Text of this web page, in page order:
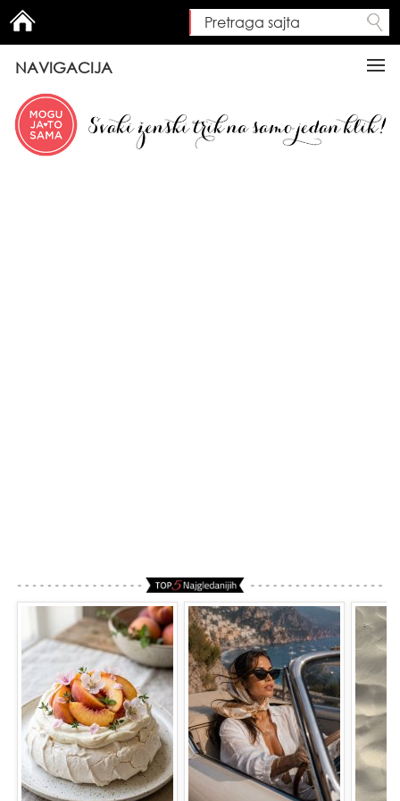
Search form
Pretraga sajta
NAVIGACIJA